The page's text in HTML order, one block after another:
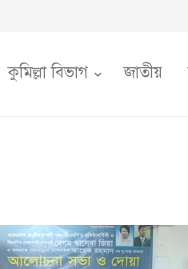
কুমিল্লা বিভাগ জাতীয়